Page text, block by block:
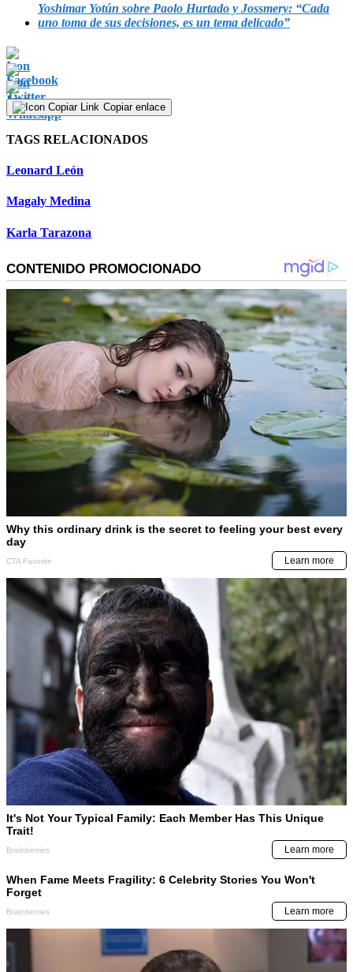
Yoshimar Yotún sobre Paolo Hurtado y Jossmery: “Cada
uno toma de sus decisiones, es un tema delicado”
Copiar enlace
TAGS RELACIONADOS
Leonard León
Magaly Medina
Karla Tarazona